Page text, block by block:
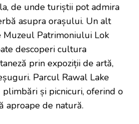
de unde turiștii pot admira
asupra orașului. Un alt
Muzeul Patrimoniului Lok
descoperi cultura
prin expoziții de artă,
Parcul Rawal Lake
și picnicuri, oferind o
aproape de natură.